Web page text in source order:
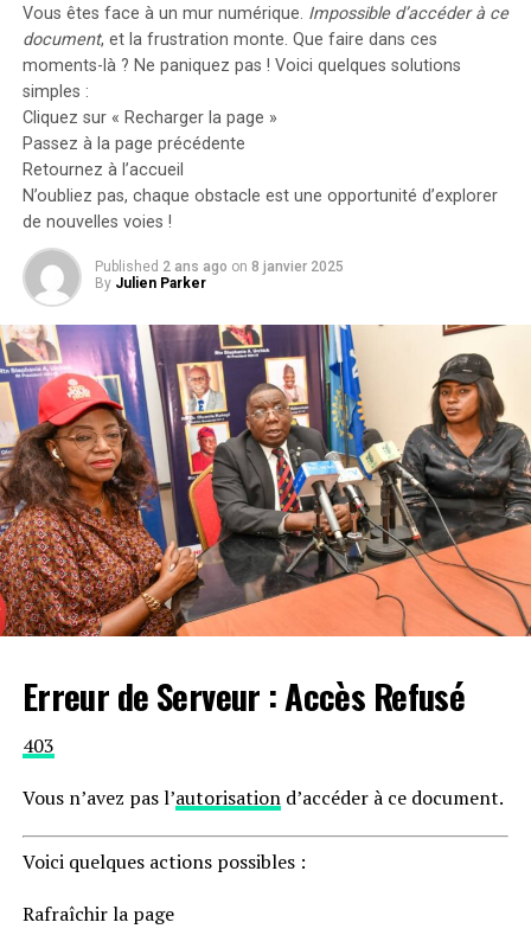
Le OnePlus Nord 4 se positionne comme un excellent
smartphone de milieu de gamme, alliant esthétique et
performance.
RELATED TOPICS: 2 AOÛT
VENTE
UP NEXT
Les exploits impressionnants de Virat Kohli face au Sri
Lanka
DON'T MISS
Les 5 Universités les Plus Anciennes et Prestigieuses
d’Europe : Un Voyage à Travers le Temps
Vous êtes face à un mur numérique. Impossible d’accéder à ce
document, et la frustration monte. Que faire dans ces
moments-là ? Ne paniquez pas ! Voici quelques solutions
simples :
Cliquez sur « Recharger la page »
Passez à la page précédente
Retournez à l’accueil
N’oubliez pas, chaque obstacle est une opportunité d’explorer
de nouvelles voies !
Published 2 ans ago on 8 janvier 2025
By Julien Parker
Erreur de Serveur : Accès Refusé
403
Vous n’avez pas l’autorisationd’accéder à ce document.
Voici quelques actions possibles :
Rafraîchir la page